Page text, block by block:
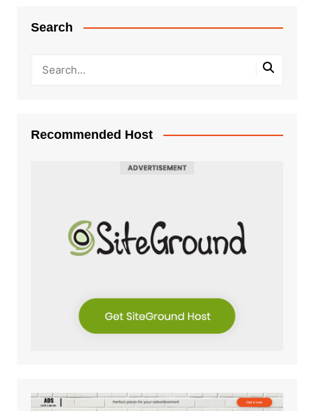
Search
Recommended Host